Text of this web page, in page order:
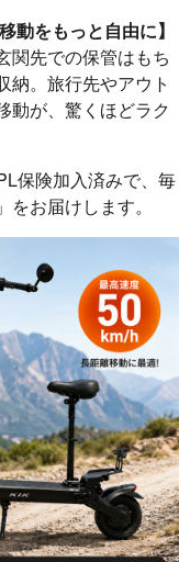
動をもっと自由に】
関先での保管はもち
納。旅行先やアウト
動が、驚くほどラク
保険加入済みで、毎
お届けします。